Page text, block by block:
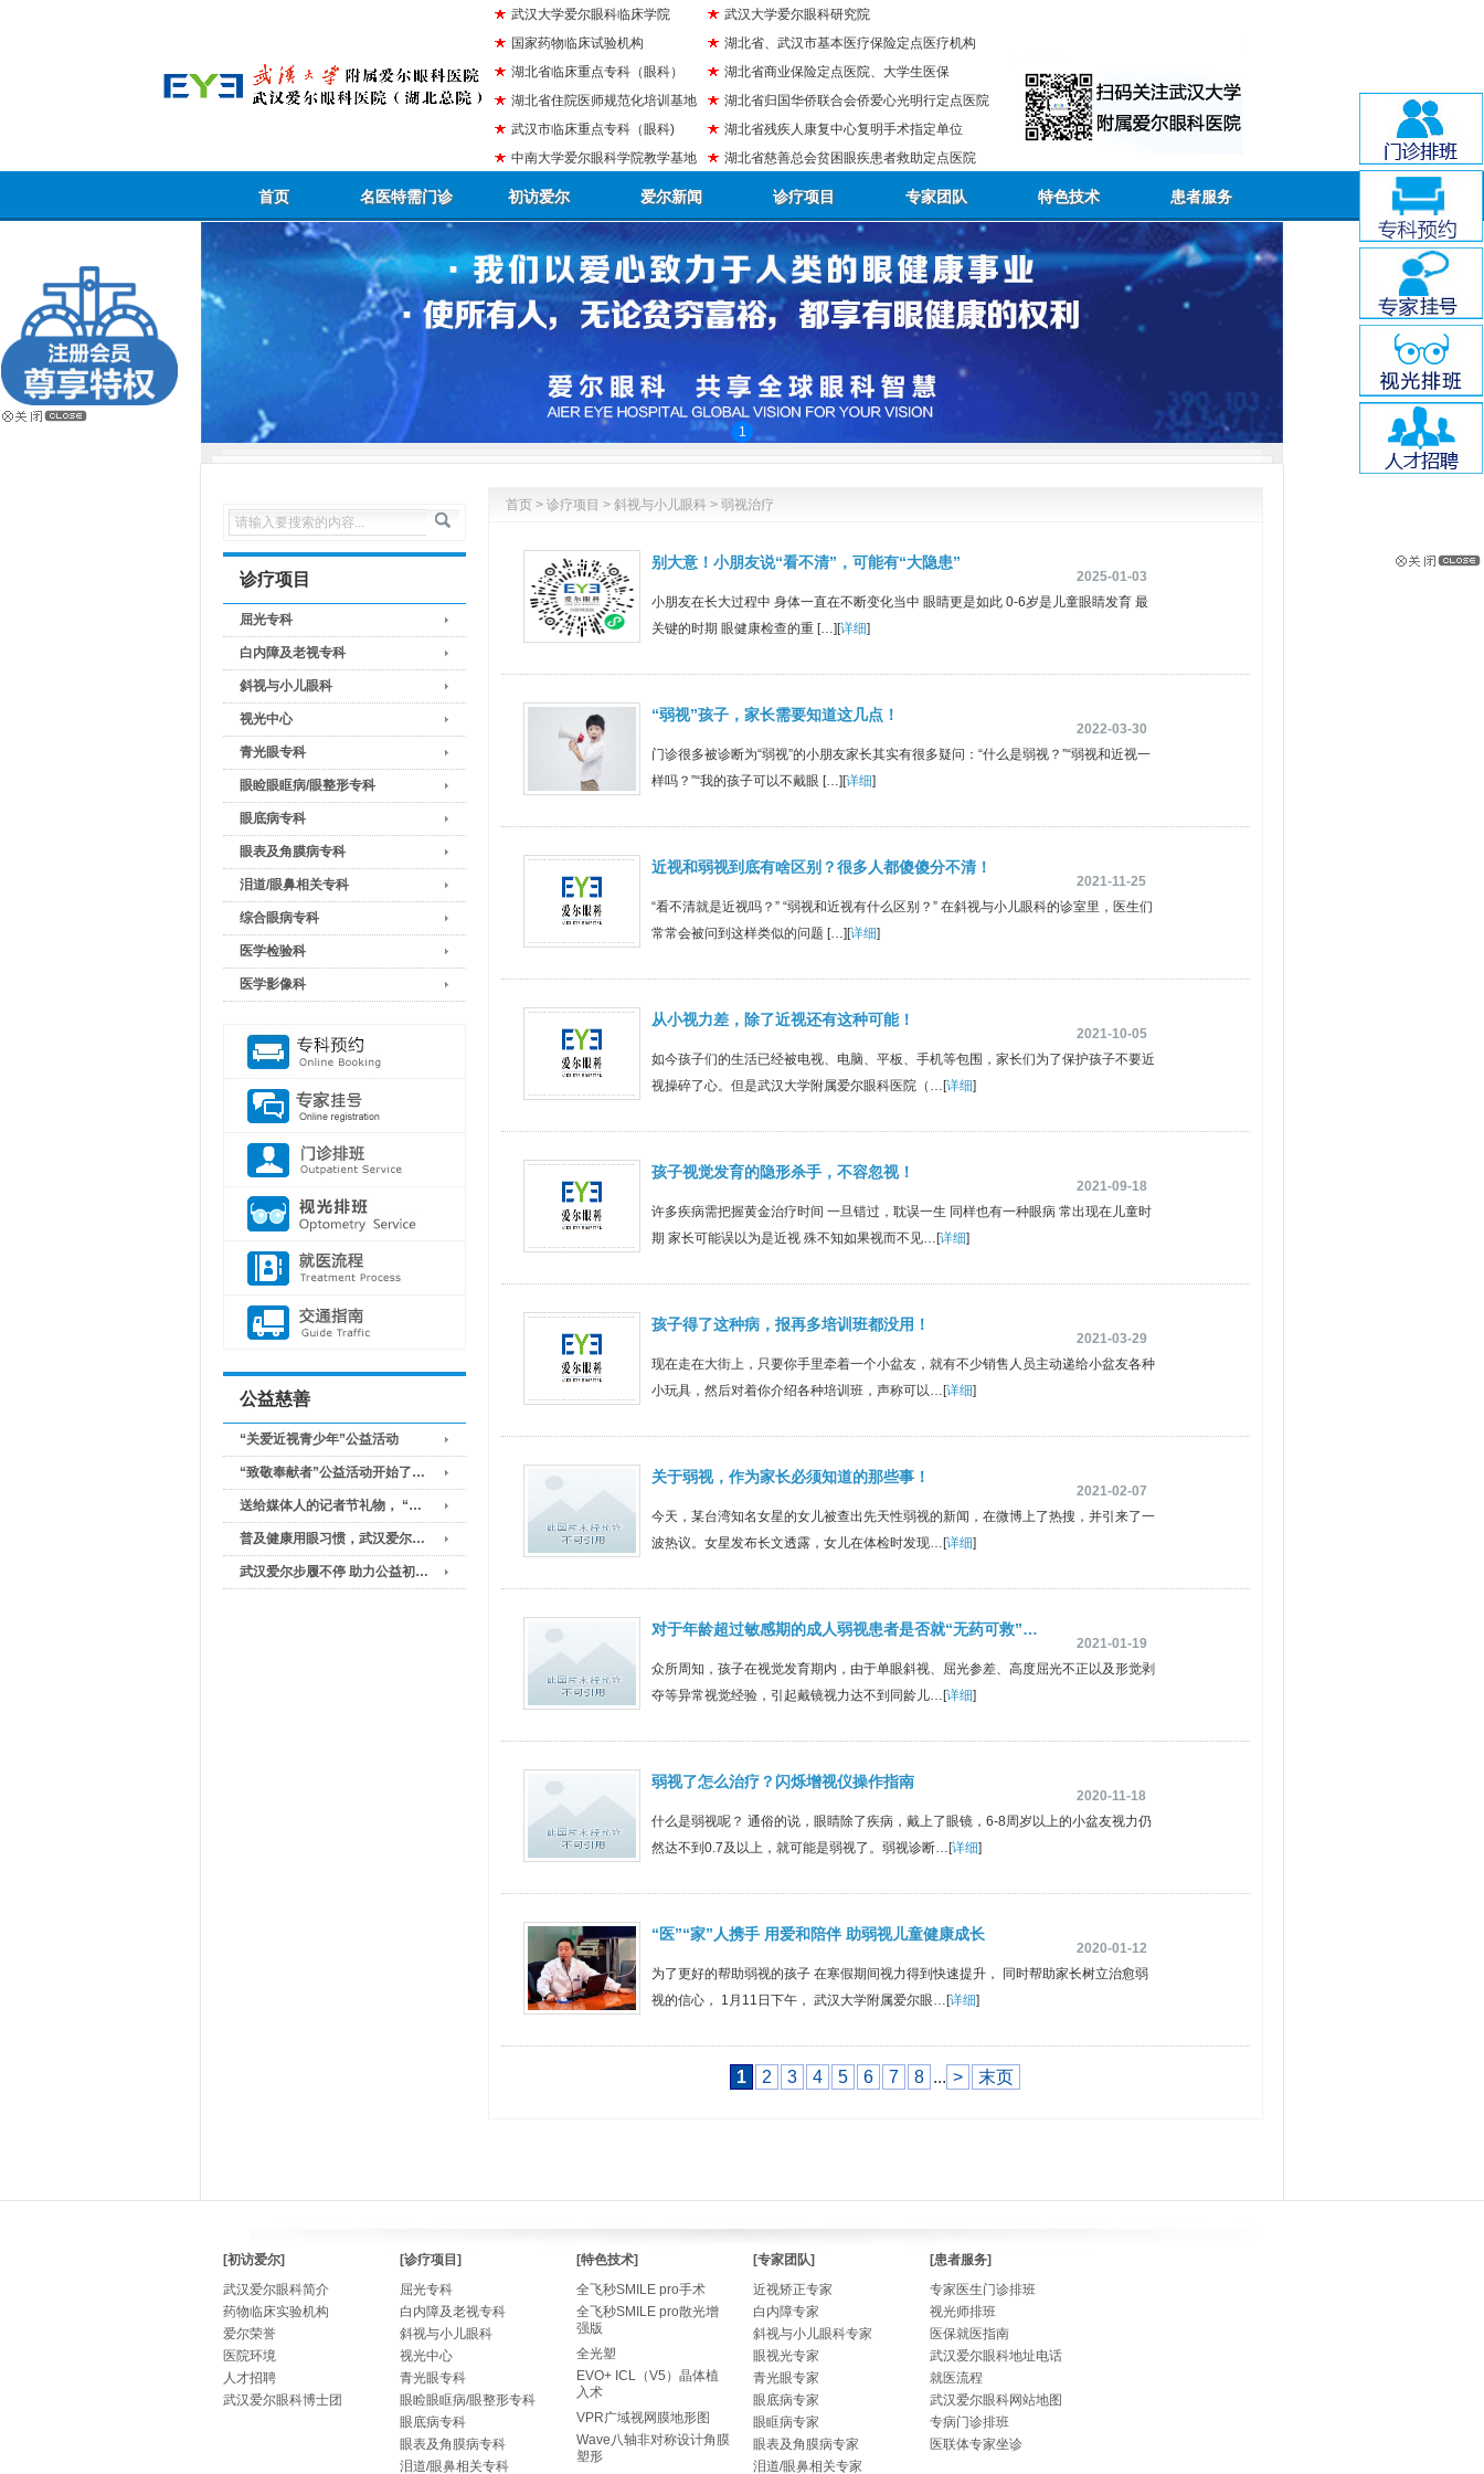
武汉大学爱尔眼科临床学院
国家药物临床试验机构
湖北省临床重点专科（眼科）
湖北省住院医师规范化培训基地
武汉市临床重点专科（眼科)
中南大学爱尔眼科学院教学基地
武汉大学爱尔眼科研究院
湖北省、武汉市基本医疗保险定点医疗机构
湖北省商业保险定点医院、大学生医保
湖北省归国华侨联合会侨爱心光明行定点医院
湖北省残疾人康复中心复明手术指定单位
湖北省慈善总会贫困眼疾患者救助定点医院
首页 名医特需门诊 初访爱尔 爱尔新闻 诊疗项目 专家团队 特色技术 患者服务
1
诊疗项目
屈光专科
白内障及老视专科
斜视与小儿眼科
视光中心
青光眼专科
眼睑眼眶病/眼整形专科
眼底病专科
眼表及角膜病专科
泪道/眼鼻相关专科
综合眼病专科
医学检验科
医学影像科
公益慈善
“关爱近视青少年”公益活动
“致敬奉献者”公益活动开始了…
送给媒体人的记者节礼物， “…
普及健康用眼习惯，武汉爱尔…
武汉爱尔步履不停 助力公益初…
首页 > 诊疗项目 > 斜视与小儿眼科 > 弱视治疗
别大意！小朋友说“看不清”，可能有“大隐患”
2025-01-03
小朋友在长大过程中 身体一直在不断变化当中 眼睛更是如此 0-6岁是儿童眼睛发育 最
关键的时期 眼健康检查的重 […][详细]
“弱视”孩子，家长需要知道这几点！
2022-03-30
门诊很多被诊断为“弱视”的小朋友家长其实有很多疑问：“什么是弱视？”“弱视和近视一
样吗？”“我的孩子可以不戴眼 […][详细]
近视和弱视到底有啥区别？很多人都傻傻分不清！
2021-11-25
“看不清就是近视吗？” “弱视和近视有什么区别？” 在斜视与小儿眼科的诊室里，医生们
常常会被问到这样类似的问题 […][详细]
从小视力差，除了近视还有这种可能！
2021-10-05
如今孩子们的生活已经被电视、电脑、平板、手机等包围，家长们为了保护孩子不要近
视操碎了心。但是武汉大学附属爱尔眼科医院（…[详细]
孩子视觉发育的隐形杀手，不容忽视！
2021-09-18
许多疾病需把握黄金治疗时间 一旦错过，耽误一生 同样也有一种眼病 常出现在儿童时
期 家长可能误以为是近视 殊不知如果视而不见…[详细]
孩子得了这种病，报再多培训班都没用！
2021-03-29
现在走在大街上，只要你手里牵着一个小盆友，就有不少销售人员主动递给小盆友各种
小玩具，然后对着你介绍各种培训班，声称可以…[详细]
关于弱视，作为家长必须知道的那些事！
2021-02-07
今天，某台湾知名女星的女儿被查出先天性弱视的新闻，在微博上了热搜，并引来了一
波热议。女星发布长文透露，女儿在体检时发现…[详细]
对于年龄超过敏感期的成人弱视患者是否就“无药可救”…
2021-01-19
众所周知，孩子在视觉发育期内，由于单眼斜视、屈光参差、高度屈光不正以及形觉剥
夺等异常视觉经验，引起戴镜视力达不到同龄儿…[详细]
弱视了怎么治疗？闪烁增视仪操作指南
2020-11-18
什么是弱视呢？ 通俗的说，眼睛除了疾病，戴上了眼镜，6-8周岁以上的小盆友视力仍
然达不到0.7及以上，就可能是弱视了。弱视诊断…[详细]
“医”“家”人携手 用爱和陪伴 助弱视儿童健康成长
2020-01-12
为了更好的帮助弱视的孩子 在寒假期间视力得到快速提升， 同时帮助家长树立治愈弱
视的信心， 1月11日下午， 武汉大学附属爱尔眼…[详细]
1 2 3 4 5 6 7 8 ... > 末页
[初访爱尔]
武汉爱尔眼科简介
药物临床实验机构
爱尔荣誉
医院环境
人才招聘
武汉爱尔眼科博士团
[诊疗项目]
屈光专科
白内障及老视专科
斜视与小儿眼科
视光中心
青光眼专科
眼睑眼眶病/眼整形专科
眼底病专科
眼表及角膜病专科
泪道/眼鼻相关专科
[特色技术]
全飞秒SMILE pro手术
全飞秒SMILE pro散光增
强版
全光塑
EVO+ ICL（V5）晶体植
入术
VPR广域视网膜地形图
Wave八轴非对称设计角膜
塑形
[专家团队]
近视矫正专家
白内障专家
斜视与小儿眼科专家
眼视光专家
青光眼专家
眼底病专家
眼眶病专家
眼表及角膜病专家
泪道/眼鼻相关专家
[患者服务]
专家医生门诊排班
视光师排班
医保就医指南
武汉爱尔眼科地址电话
就医流程
武汉爱尔眼科网站地图
专病门诊排班
医联体专家坐诊